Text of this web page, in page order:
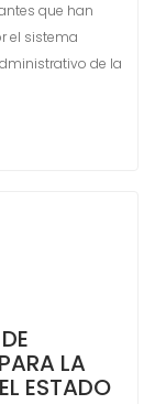
que han
el sistema
de la
LA
ESTADO